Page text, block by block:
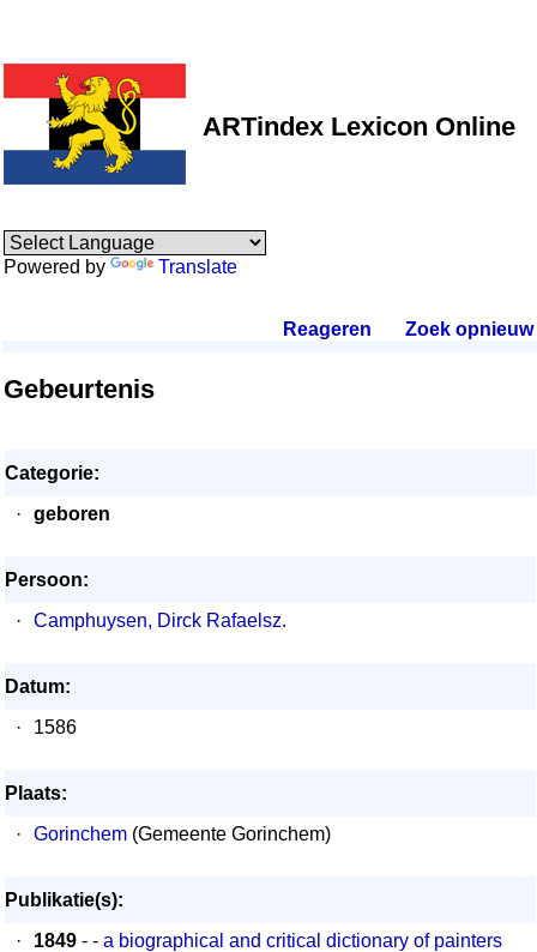
ARTindex Lexicon Online
Powered by Translate
Reageren Zoek opnieuw.
Gebeurtenis
Categorie:
·
geboren
Persoon:
·
Camphuysen, Dirck Rafaelsz.
Datum:
·
1586
Plaats:
·
Gorinchem (Gemeente Gorinchem)
Publikatie(s):
·
1849 - - a biographical and critical dictionary of painters